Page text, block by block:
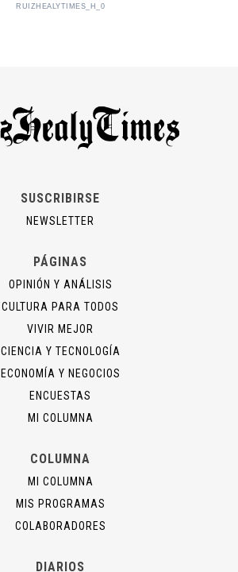
RUIZHEALYTIMES_H_0
SUSCRIBIRSE
NEWSLETTER
PÁGINAS
OPINIÓN Y ANÁLISIS
CULTURA PARA TODOS
VIVIR MEJOR
CIENCIA Y TECNOLOGÍA
ECONOMÍA Y NEGOCIOS
ENCUESTAS
MI COLUMNA
COLUMNA
MI COLUMNA
MIS PROGRAMAS
COLABORADORES
DIARIOS